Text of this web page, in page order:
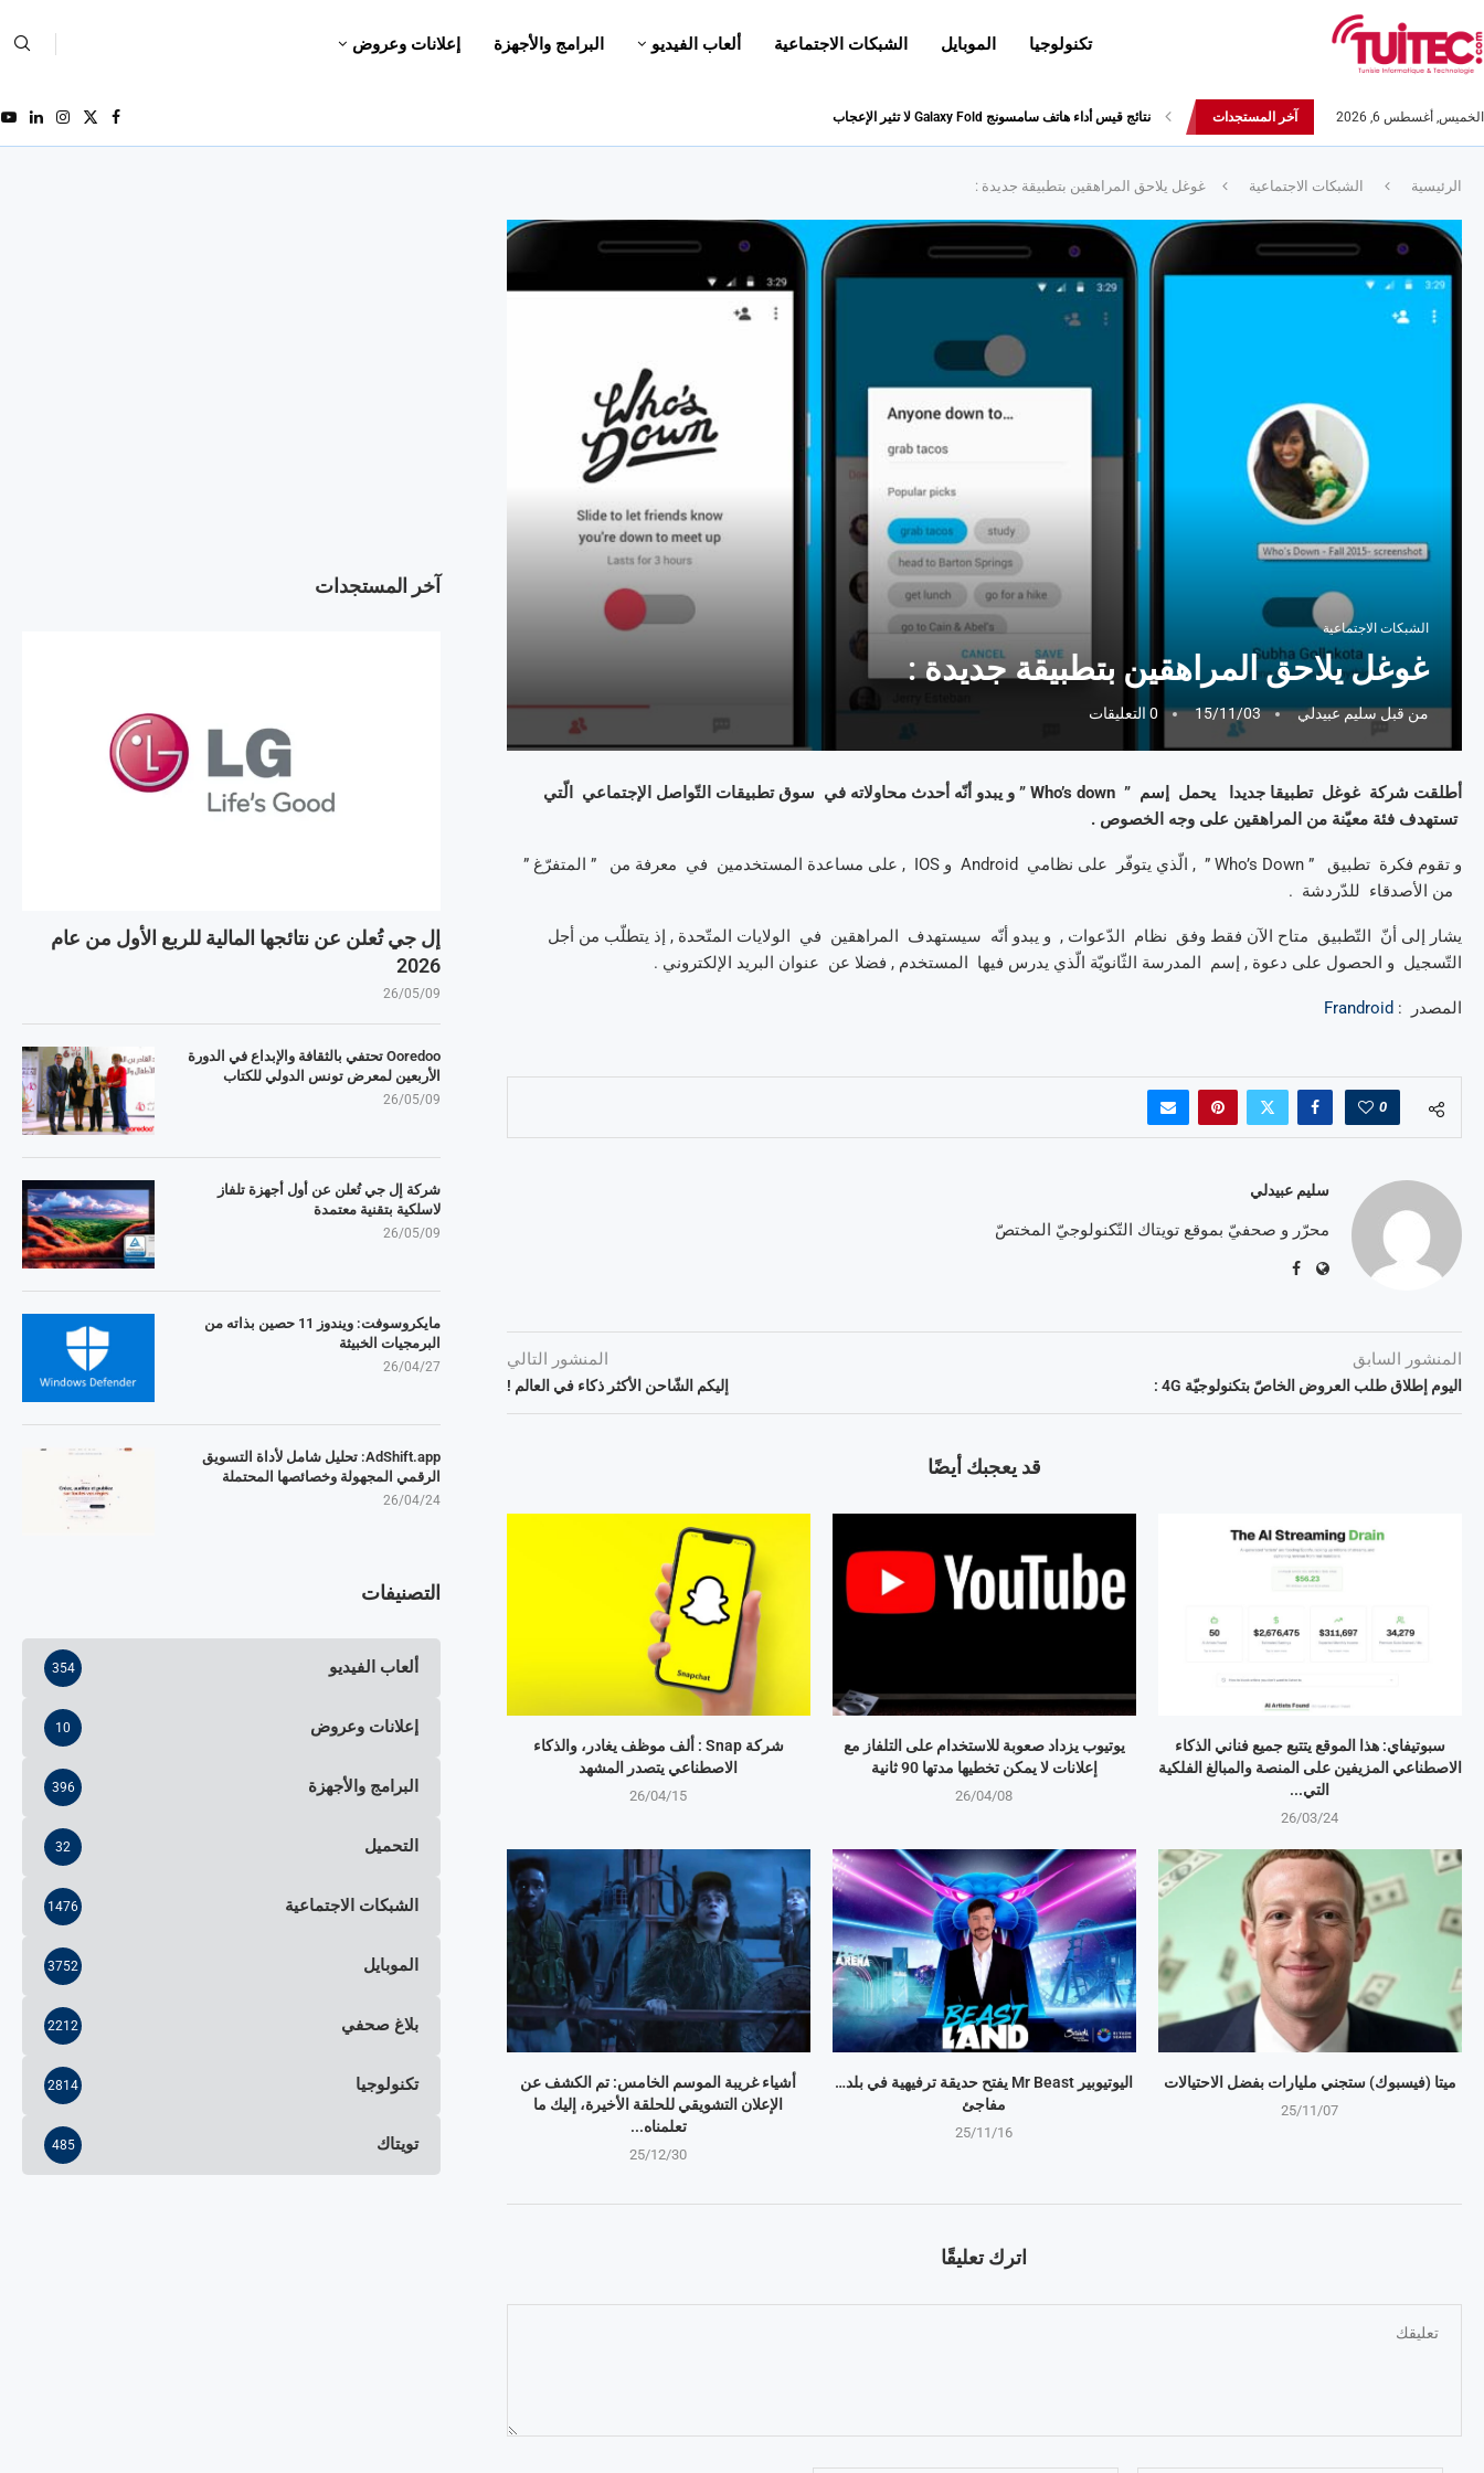
تكنولوجيا الموبايل الشبكات الاجتماعية ألعاب الفيديو البرامج والأجهزة إعلانات وعروض
الخميس, أغسطس 6, 2026 آخر المستجدات العلامة التجارية Realme تعلن عن هاتفها Realme 5s
الرئيسية الشبكات الاجتماعية غوغل يلاحق المراهقين بتطبيقة جديدة :
الشبكات الاجتماعية
غوغل يلاحق المراهقين بتطبيقة جديدة :
من قبلسليم عبيدلي 15/11/03 0 التعليقات
أطلقت شركة غوغل تطبيقا جديدا يحمل إسم ” Who’s down ” و يبدو أنّه أحدث محاولاته في سوق تطبيقات التّواصل الإجتماعي الّتي
تستهدف فئة معيّنة من المراهقين على وجه الخصوص .
و تقوم فكرة تطبيق ” Who’s Down ” , الّذي يتوفّر على نظامي Android و IOS , على مساعدة المستخدمين في معرفة من ” المتفرّغ ”
من الأصدقاء للدّردشة .
يشار إلى أنّ التّطبيق متاح الآن فقط وفق نظام الدّعوات , و يبدو أنّه سيستهدف المراهقين في الولايات المتّحدة , إذ يتطلّب من أجل
التّسجيل و الحصول على دعوة , إسم المدرسة الثّانويّة الّذي يدرس فيها المستخدم , فضلا عن عنوان البريد الإلكتروني .
المصدر : Frandroid
0
سليم عبيدلي
محرّر و صحفيّ بموقع تويتاك التّكنولوجيّ المختصّ
المنشور السابق
اليوم إطلاق طلب العروض الخاصّ بتكنولوجيّة 4G :
المنشور التالي
إليكم الشّاحن الأكثر ذكاء في العالم !
قد يعجبك أيضًا
شركة Snap : ألف موظف يغادر، والذكاء
الاصطناعي يتصدر المشهد
26/04/15
يوتيوب يزداد صعوبة للاستخدام على التلفاز مع
إعلانات لا يمكن تخطيها مدتها 90 ثانية
26/04/08
سبوتيفاي: هذا الموقع يتتبع جميع فناني الذكاء
الاصطناعي المزيفين على المنصة والمبالغ الفلكية
التي...
26/03/24
أشياء غريبة الموسم الخامس: تم الكشف عن
الإعلان التشويقي للحلقة الأخيرة، إليك ما
تعلمناه...
25/12/30
اليوتيوبير Mr Beast يفتح حديقة ترفيهية في بلد…
مفاجئ
25/11/16
ميتا (فيسبوك) ستجني مليارات بفضل الاحتيالات
25/11/07
اترك تعليقًا
آخر المستجدات
إل جي تُعلن عن نتائجها المالية للربع الأول من عام
2026
26/05/09
Ooredoo تحتفي بالثقافة والإبداع في الدورة
الأربعين لمعرض تونس الدولي للكتاب
26/05/09
شركة إل جي تُعلن عن أول أجهزة تلفاز
لاسلكية بتقنية معتمدة
26/05/09
مايكروسوفت: ويندوز 11 حصين بذاته من
البرمجيات الخبيثة
26/04/27
AdShift.app: تحليل شامل لأداة التسويق
الرقمي المجهولة وخصائصها المحتملة
26/04/24
التصنيفات
ألعاب الفيديو 354
إعلانات وعروض 10
البرامج والأجهزة 396
التحميل 32
الشبكات الاجتماعية 1476
الموبايل 3752
بلاغ صحفي 2212
تكنولوجيا 2814
تويتاك 485